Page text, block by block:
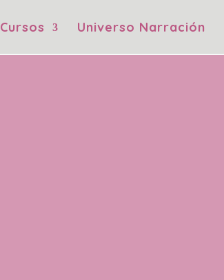
Cursos Universo Narración